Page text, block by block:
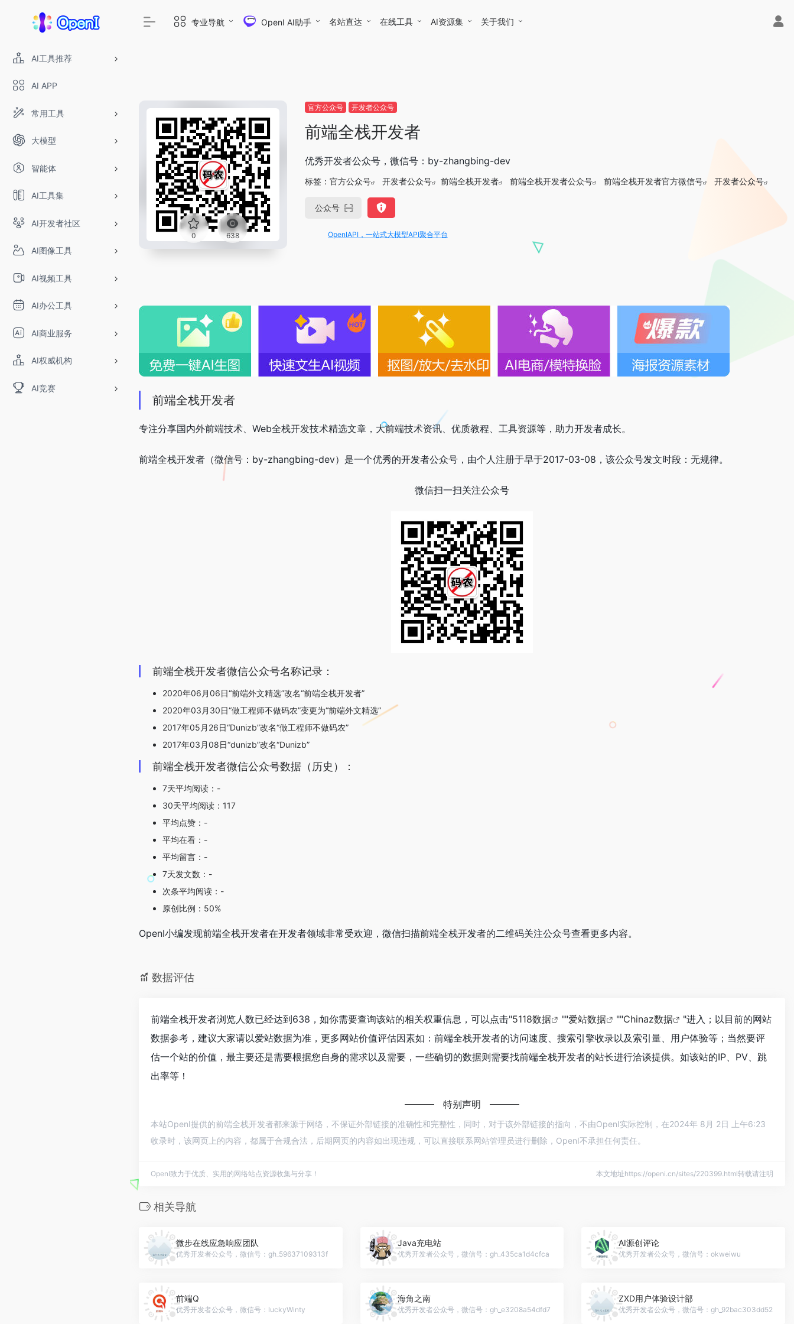
AI工具推荐
AI APP
常用工具
大模型
智能体
AI工具集
AI开发者社区
AI图像工具
AI视频工具
AI办公工具
AI商业服务
AI权威机构
AI竞赛
专业导航 OpenI AI助手 名站直达 在线工具 AI资源集 关于我们
0 638
官方公众号 开发者公众号
前端全栈开发者
优秀开发者公众号，微信号：by-zhangbing-dev
标签： 官方公众号 开发者公众号 前端全栈开发者 前端全栈开发者公众号 前端全栈开发者官方微信号 开发者公众号
公众号
OpenIAPI，一站式大模型API聚合平台
前端全栈开发者
专注分享国内外前端技术、Web全栈开发技术精选文章，大前端技术资讯、优质教程、工具资源等，助力开发者成长。
前端全栈开发者（微信号：by-zhangbing-dev）是一个优秀的开发者公众号，由个人注册于早于2017-03-08，该公众号发文时段：无规律。
微信扫一扫关注公众号
前端全栈开发者微信公众号名称记录：
2020年06月06日“前端外文精选”改名“前端全栈开发者”
2020年03月30日“做工程师不做码农”变更为“前端外文精选”
2017年05月26日“Dunizb”改名“做工程师不做码农”
2017年03月08日“dunizb”改名“Dunizb”
前端全栈开发者微信公众号数据（历史）：
7天平均阅读：-
30天平均阅读：117
平均点赞：-
平均在看：-
平均留言：-
7天发文数：-
次条平均阅读：-
原创比例：50%
OpenI小编发现前端全栈开发者在开发者领域非常受欢迎，微信扫描前端全栈开发者的二维码关注公众号查看更多内容。
数据评估
前端全栈开发者浏览人数已经达到638，如你需要查询该站的相关权重信息，可以点击"5118数据 ""爱站数据 ""Chinaz数据
"进入；以目前的网站
数据参考，建议大家请以爱站数据为准，更多网站价值评估因素如：前端全栈开发者的访问速度、搜索引擎收录以及索引量、用户体验等；当然要评
估一个站的价值，最主要还是需要根据您自身的需求以及需要，一些确切的数据则需要找前端全栈开发者的站长进行洽谈提供。如该站的IP、PV、跳
出率等！
特别声明
本站OpenI提供的前端全栈开发者都来源于网络，不保证外部链接的准确性和完整性，同时，对于该外部链接的指向，不由OpenI实际控制，在2024年 8月 2日 上午6:23
收录时，该网页上的内容，都属于合规合法，后期网页的内容如出现违规，可以直接联系网站管理员进行删除，OpenI不承担任何责任。
OpenI致力于优质、实用的网络站点资源收集与分享！ 本文地址https://openi.cn/sites/220399.html转载请注明
相关导航
微步在线应急响应团队
优秀开发者公众号，微信号：gh_59637109313f
Java充电站
优秀开发者公众号，微信号：gh_435ca1d4cfca
AI源创评论
优秀开发者公众号，微信号：okweiwu
前端Q
优秀开发者公众号，微信号：luckyWinty
海角之南
优秀开发者公众号，微信号：gh_e3208a54dfd7
ZXD用户体验设计部
优秀开发者公众号，微信号：gh_92bac303dd52